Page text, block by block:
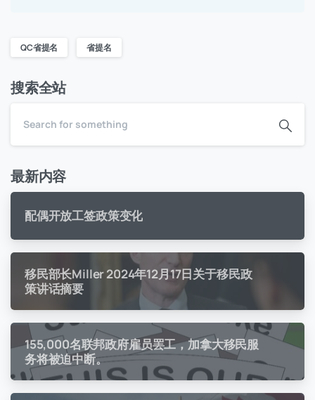
QC省提名 省提名
搜索全站
最新内容
配偶开放工签政策变化
移民部长Miller 2024年12月17日关于移民政
策讲话摘要
155,000名联邦政府雇员罢工，加拿大移民服
务将被迫中断。